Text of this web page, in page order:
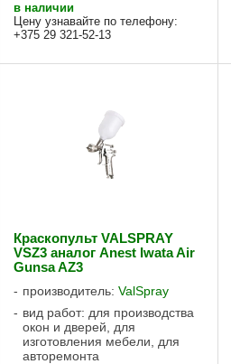
в наличии
Цену узнавайте по телефону:
+375 29 321-52-13
Краскопульт VALSPRAY
VSZ3 аналог Anest Iwata Air
Gunsa AZ3
производитель: ValSpray
вид работ: для производства
окон и дверей, для
изготовления мебели, для
авторемонта